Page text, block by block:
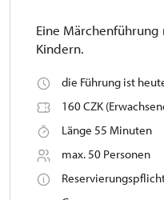
Eine
Kindern.
die Führung ist
160 CZK
Länge 55 Minuten
max. 50 Personen